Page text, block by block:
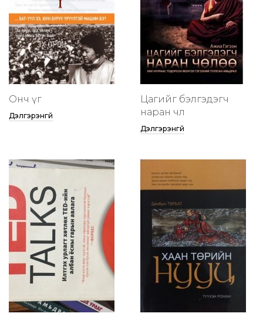
Онч үг
Дэлгэрэнгүй
Цагийг бэлгэдэгч
наран чөлөө
Дэлгэрэнгүй